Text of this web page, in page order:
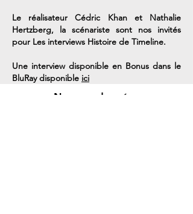
Le réalisateur Cédric Khan et Nathalie
Hertzberg, la scénariste sont nos invités
pour Les interviews Histoire de Timeline.
Une interview disponible en Bonus dans le
BluRay disponible ici
Nos coordonnées